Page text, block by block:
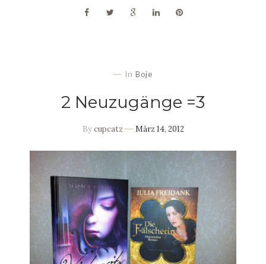
In Boje
2 Neuzugänge =3
Bycupcatz März 14, 2012